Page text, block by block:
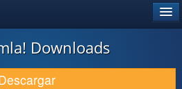
Downloads